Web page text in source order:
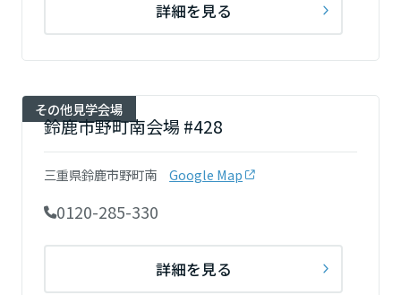
詳細を見る
その他見学会場
鈴鹿市野町南会場 #428
三重県鈴鹿市野町南 Google Map
0120-285-330
詳細を見る
三重県